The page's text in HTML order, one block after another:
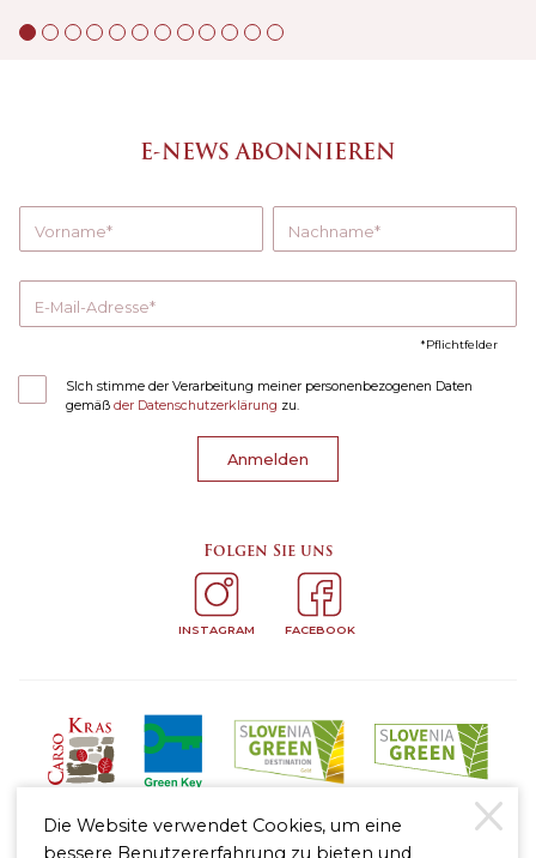
E-NEWS ABONNIEREN
Vorname Nachname
E-Mail-Adresse
Pflichtfelder
SIch stimme der Verarbeitung meiner personenbezogenen Daten
gemäß der Datenschutzerklärung zu.
Anmelden
Folgen Sie uns
INSTAGRAM FACEBOOK
Die Website verwendet Cookies, um eine
bessere Benutzererfahrung zu bieten und